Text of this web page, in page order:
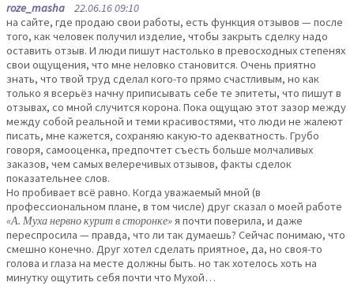
roze_masha 22.06.16 09:10
на сайте, где продаю свои работы, есть функция отзывов — после
того, как человек получил изделие, чтобы закрыть сделку надо
оставить отзыв. И люди пишут настолько в превосходных степенях
свои ощущения, что мне неловко становится. Очень приятно
знать, что твой труд сделал кого-то прямо счастливым, но как
только я всерьёз начну приписывать себе те эпитеты, что пишут в
отзывах, со мной случится корона. Пока ощущаю этот зазор между
между собой реальной и теми красивостями, что люди не жалеют
писать, мне кажется, сохраняю какую-то адекватность. Грубо
говоря, самооценка, предпочтет съесть больше молчаливых
заказов, чем самых велеречивых отзывов, факты сделок
показательнее слов.
Но пробивает всё равно. Когда уважаемый мной (в
профессиональном плане, в том числе) друг сказал о моей работе
«А. Муха нервно курит в сторонке»я почти поверила, и даже
переспросила — правда, что ли так думаешь? Сейчас понимаю, что
смешно конечно. Друг хотел сделать приятное, да, но своя-то
голова и глаза на месте должны быть. но так хотелось хоть на
минутку ощутить себя почти что Мухой…